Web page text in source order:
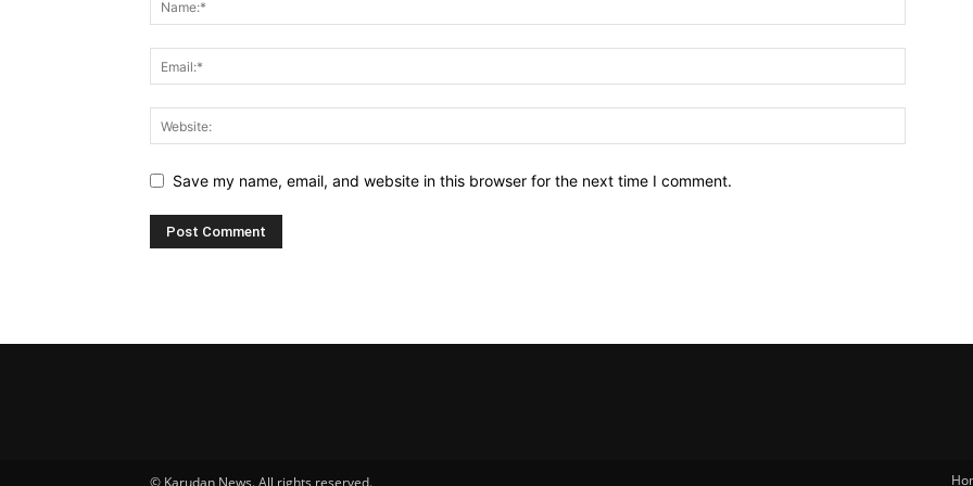
Save my name, email, and website in this browser for the next time I comment.
© Karudan News. All rights reserved.